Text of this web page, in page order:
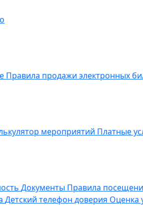
Правила продажи электронных
мероприятий Платные
Документы Правила
Детский телефон доверия Оценка